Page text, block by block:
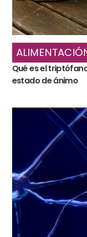
Qué es el
estado de ánimo